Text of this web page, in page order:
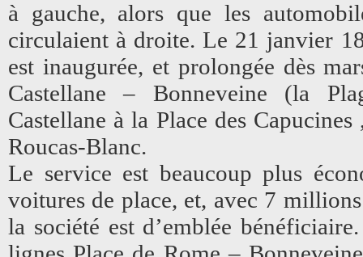
à gauche, alors que les
circulaient à droite. Le 21 janvier
est inaugurée, et prolongée dès
Castellane – Bonneveine (la
Castellane à la Place des
Roucas-Blanc.
Le service est beaucoup plus
voitures de place, et, avec 7
la société est d’emblée